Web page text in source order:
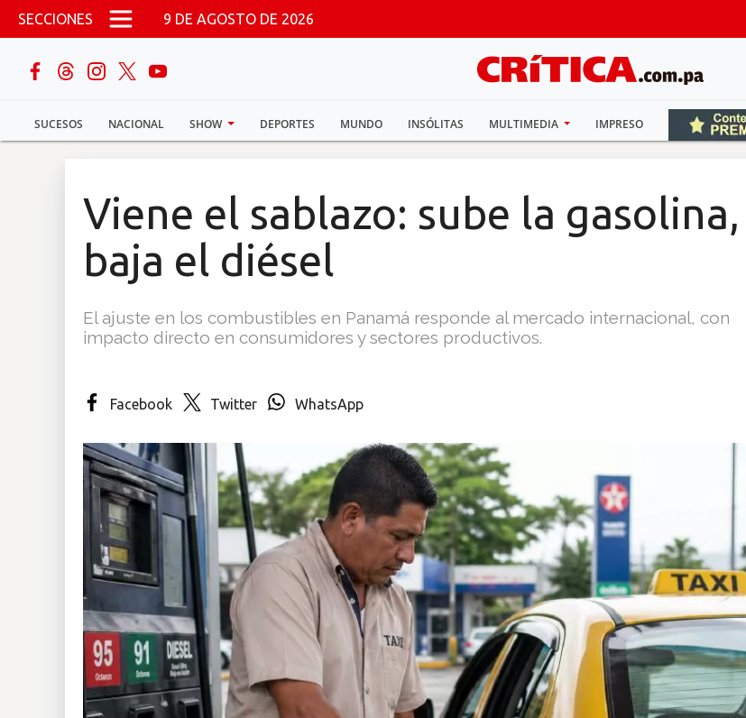
Pasar al contenido principal
SECCIONES 9 DE AGOSTO DE 2026
SUCESOS NACIONAL SHOW DEPORTES MUNDO INSÓLITAS MULTIMEDIA IMPRESO
buscar
Sucesos
Multimedia
Viene el sablazo: sube la gasolina,
baja el diésel
El ajuste en los combustibles en Panamá responde al mercado internacional, con
impacto directo en consumidores y sectores productivos.
Facebook Twitter WhatsApp